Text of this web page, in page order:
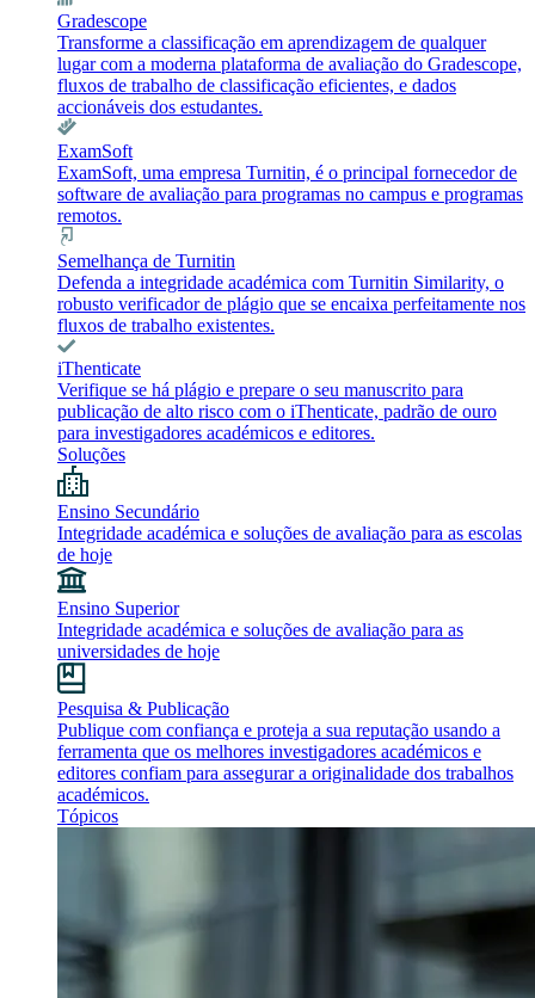
Gradescope
Transforme a classificação em aprendizagem de qualquer
lugar com a moderna plataforma de avaliação do Gradescope,
fluxos de trabalho de classificação eficientes, e dados
accionáveis dos estudantes.
ExamSoft
ExamSoft, uma empresa Turnitin, é o principal fornecedor de
software de avaliação para programas no campus e programas
remotos.
Semelhança de Turnitin
Defenda a integridade académica com Turnitin Similarity, o
robusto verificador de plágio que se encaixa perfeitamente nos
fluxos de trabalho existentes.
iThenticate
Verifique se há plágio e prepare o seu manuscrito para
publicação de alto risco com o iThenticate, padrão de ouro
para investigadores académicos e editores.
Soluções
Ensino Secundário
Integridade académica e soluções de avaliação para as escolas
de hoje
Ensino Superior
Integridade académica e soluções de avaliação para as
universidades de hoje
Pesquisa & Publicação
Publique com confiança e proteja a sua reputação usando a
ferramenta que os melhores investigadores académicos e
editores confiam para assegurar a originalidade dos trabalhos
académicos.
Tópicos